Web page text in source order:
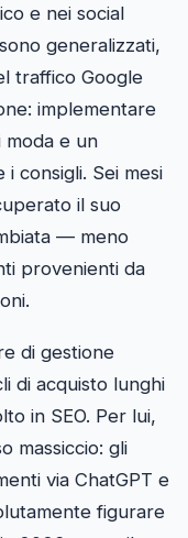
e nei social
generalizzati,
traffico Google
implementare
moda e un
i consigli. Sei mesi
il suo
— meno
provenienti da
di gestione
di acquisto lunghi
in SEO. Per lui,
massiccio: gli
via ChatGPT e
figurare